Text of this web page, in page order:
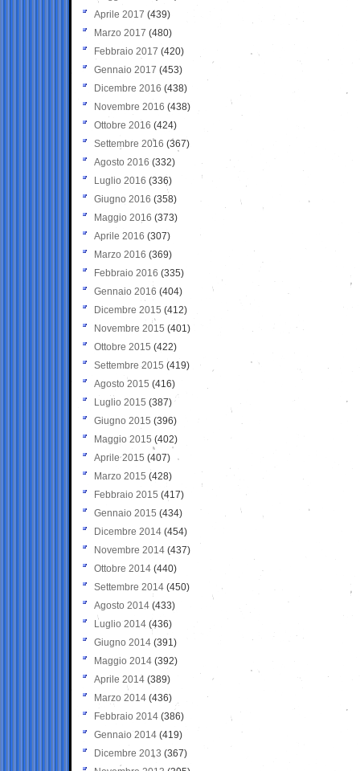
Aprile 2017 (439)
Marzo 2017 (480)
Febbraio 2017 (420)
Gennaio 2017 (453)
Dicembre 2016 (438)
Novembre 2016 (438)
Ottobre 2016 (424)
Settembre 2016 (367)
Agosto 2016 (332)
Luglio 2016 (336)
Giugno 2016 (358)
Maggio 2016 (373)
Aprile 2016 (307)
Marzo 2016 (369)
Febbraio 2016 (335)
Gennaio 2016 (404)
Dicembre 2015 (412)
Novembre 2015 (401)
Ottobre 2015 (422)
Settembre 2015 (419)
Agosto 2015 (416)
Luglio 2015 (387)
Giugno 2015 (396)
Maggio 2015 (402)
Aprile 2015 (407)
Marzo 2015 (428)
Febbraio 2015 (417)
Gennaio 2015 (434)
Dicembre 2014 (454)
Novembre 2014 (437)
Ottobre 2014 (440)
Settembre 2014 (450)
Agosto 2014 (433)
Luglio 2014 (436)
Giugno 2014 (391)
Maggio 2014 (392)
Aprile 2014 (389)
Marzo 2014 (436)
Febbraio 2014 (386)
Gennaio 2014 (419)
Dicembre 2013 (367)